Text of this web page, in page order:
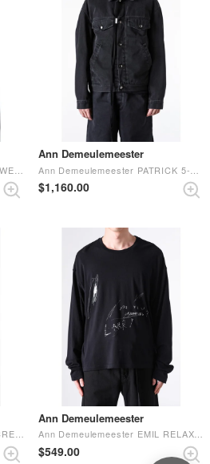
Ann Demeulemeester
$‌1,160.00
Ann Demeulemeester LEMME CREWNECK （Black）
Ann Demeulemeester
Ann Demeulemeester EMIL RELAX FIT LONG SLEEVE BOXY T-SHIRT ARE YOU DREAMING SKETCH PRINT （Black）
$‌549.00